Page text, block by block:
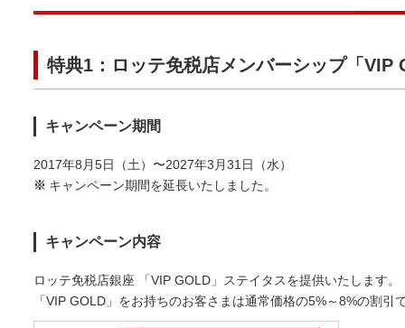
特典1：ロッテ免税店メンバーシップ「VIP
キャンペーン期間
2017年8月5日（土）〜2027年3月31日（水）
※ キャンペーン期間を延長いたしました。
キャンペーン内容
ロッテ免税店銀座 「VIP GOLD」ステイタスを提供いたします。
「VIP GOLD」をお持ちのお客さまは通常価格の5%～8%の割引